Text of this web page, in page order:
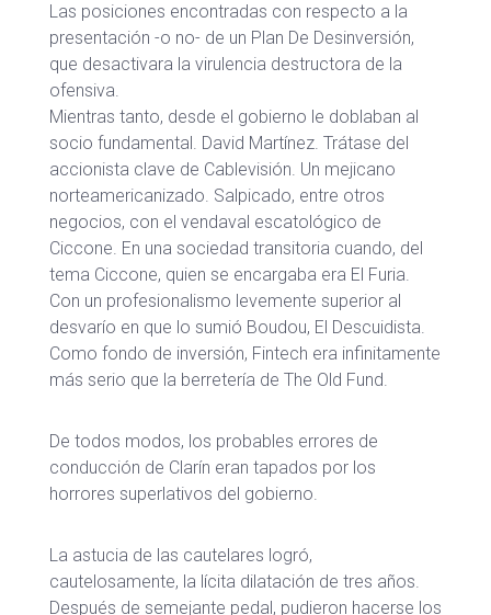
Las posiciones encontradas con respecto a la
presentación -o no- de un Plan De Desinversión,
que desactivara la virulencia destructora de la
ofensiva.
Mientras tanto, desde el gobierno le doblaban al
socio fundamental. David Martínez. Trátase del
accionista clave de Cablevisión. Un mejicano
norteamericanizado. Salpicado, entre otros
negocios, con el vendaval escatológico de
Ciccone. En una sociedad transitoria cuando, del
tema Ciccone, quien se encargaba era El Furia.
Con un profesionalismo levemente superior al
desvarío en que lo sumió Boudou, El Descuidista.
Como fondo de inversión, Fintech era infinitamente
más serio que la berretería de The Old Fund.
De todos modos, los probables errores de
conducción de Clarín eran tapados por los
horrores superlativos del gobierno.
La astucia de las cautelares logró,
cautelosamente, la lícita dilatación de tres años.
Después de semejante pedal, pudieron hacerse los